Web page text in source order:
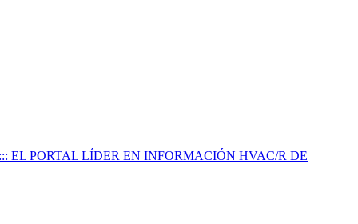
EL PORTAL LÍDER EN INFORMACIÓN HVAC/R DE